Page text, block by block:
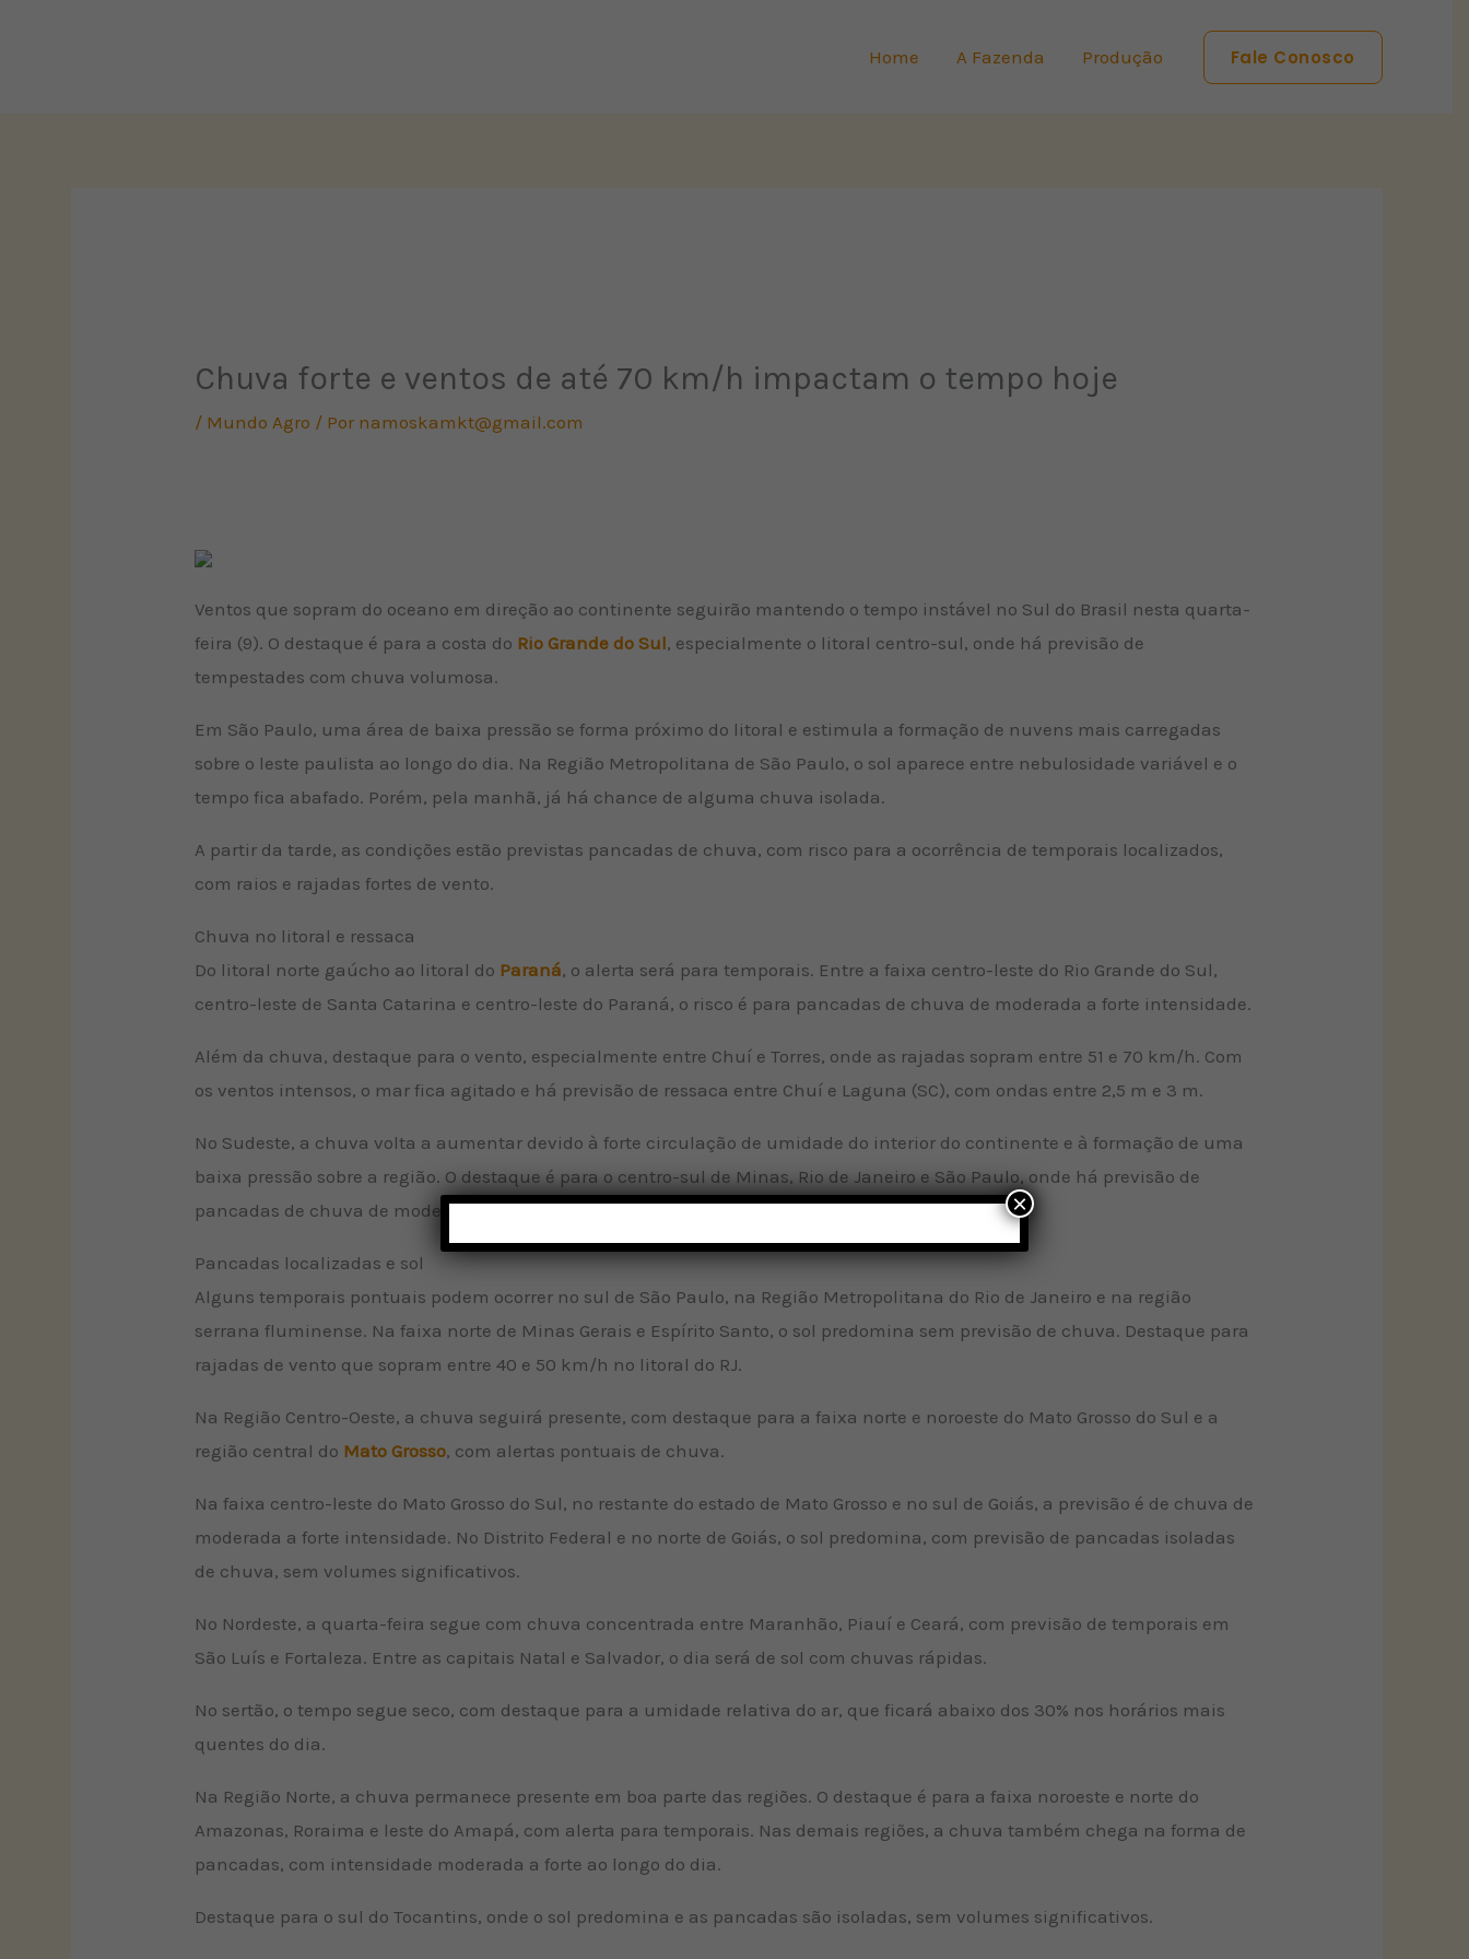
Home A Fazenda Produção Fale Conosco
Chuva forte e ventos de até 70 km/h impactam o tempo hoje
/ Mundo Agro / Por namoskamkt@gmail.com
Ventos que sopram do oceano em direção ao continente seguirão mantendo o tempo instável no Sul do Brasil nesta quarta-
feira (9). O destaque é para a costa do Rio Grande do Sul, especialmente o litoral centro-sul, onde há previsão de
tempestades com chuva volumosa.
Em São Paulo, uma área de baixa pressão se forma próximo do litoral e estimula a formação de nuvens mais carregadas
sobre o leste paulista ao longo do dia. Na Região Metropolitana de São Paulo, o sol aparece entre nebulosidade variável e o
tempo fica abafado. Porém, pela manhã, já há chance de alguma chuva isolada.
A partir da tarde, as condições estão previstas pancadas de chuva, com risco para a ocorrência de temporais localizados,
com raios e rajadas fortes de vento.
Chuva no litoral e ressaca
Do litoral norte gaúcho ao litoral do Paraná, o alerta será para temporais. Entre a faixa centro-leste do Rio Grande do Sul,
centro-leste de Santa Catarina e centro-leste do Paraná, o risco é para pancadas de chuva de moderada a forte intensidade.
Além da chuva, destaque para o vento, especialmente entre Chuí e Torres, onde as rajadas sopram entre 51 e 70 km/h. Com
os ventos intensos, o mar fica agitado e há previsão de ressaca entre Chuí e Laguna (SC), com ondas entre 2,5 m e 3 m.
No Sudeste, a chuva volta a aumentar devido à forte circulação de umidade do interior do continente e à formação de uma
baixa pressão sobre a região. O destaque é para o centro-sul de Minas, Rio de Janeiro e São Paulo, onde há previsão de
pancadas de chuva de moderada a forte intensidade.
Pancadas localizadas e sol
Alguns temporais pontuais podem ocorrer no sul de São Paulo, na Região Metropolitana do Rio de Janeiro e na região
serrana fluminense. Na faixa norte de Minas Gerais e Espírito Santo, o sol predomina sem previsão de chuva. Destaque para
rajadas de vento que sopram entre 40 e 50 km/h no litoral do RJ.
Na Região Centro-Oeste, a chuva seguirá presente, com destaque para a faixa norte e noroeste do Mato Grosso do Sul e a
região central do Mato Grosso, com alertas pontuais de chuva.
Na faixa centro-leste do Mato Grosso do Sul, no restante do estado de Mato Grosso e no sul de Goiás, a previsão é de chuva de
moderada a forte intensidade. No Distrito Federal e no norte de Goiás, o sol predomina, com previsão de pancadas isoladas
de chuva, sem volumes significativos.
No Nordeste, a quarta-feira segue com chuva concentrada entre Maranhão, Piauí e Ceará, com previsão de temporais em
São Luís e Fortaleza. Entre as capitais Natal e Salvador, o dia será de sol com chuvas rápidas.
No sertão, o tempo segue seco, com destaque para a umidade relativa do ar, que ficará abaixo dos 30% nos horários mais
quentes do dia.
Na Região Norte, a chuva permanece presente em boa parte das regiões. O destaque é para a faixa noroeste e norte do
Amazonas, Roraima e leste do Amapá, com alerta para temporais. Nas demais regiões, a chuva também chega na forma de
pancadas, com intensidade moderada a forte ao longo do dia.
Destaque para o sul do Tocantins, onde o sol predomina e as pancadas são isoladas, sem volumes significativos.
×